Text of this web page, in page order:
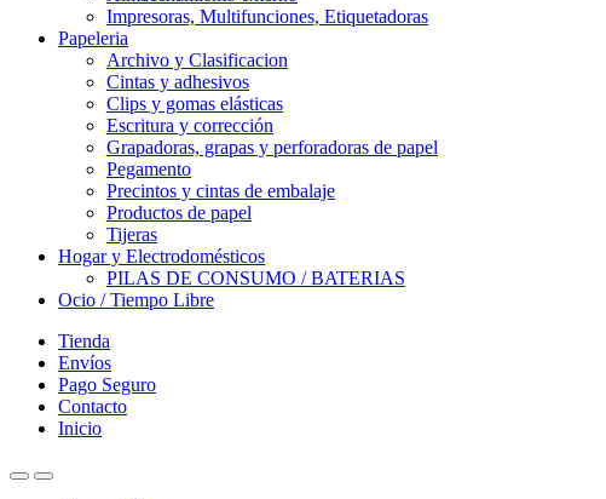
Impresoras, Multifunciones, Etiquetadoras
Papeleria
Archivo y Clasificacion
Cintas y adhesivos
Clips y gomas elásticas
Escritura y corrección
Grapadoras, grapas y perforadoras de papel
Pegamento
Precintos y cintas de embalaje
Productos de papel
Tijeras
Hogar y Electrodomésticos
PILAS DE CONSUMO / BATERIAS
Ocio / Tiempo Libre
Tienda
Envíos
Pago Seguro
Contacto
Inicio